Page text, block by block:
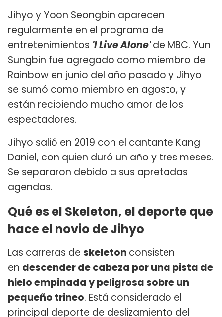
Jihyo y Yoon Seongbin aparecen
regularmente en el programa de
entretenimientos 'I Live Alone'de MBC. Yun
Sungbin fue agregado como miembro de
Rainbow en junio del año pasado y Jihyo
se sumó como miembro en agosto, y
están recibiendo mucho amor de los
espectadores.
Jihyo salió en 2019 con el cantante Kang
Daniel, con quien duró un año y tres meses.
Se separaron debido a sus apretadas
agendas.
Qué es el Skeleton, el deporte que
hace el novio de Jihyo
Las carreras de skeleton consisten
en descender de cabeza por una pista de
hielo empinada y peligrosa sobre un
pequeño trineo. Está considerado el
principal deporte de deslizamiento del